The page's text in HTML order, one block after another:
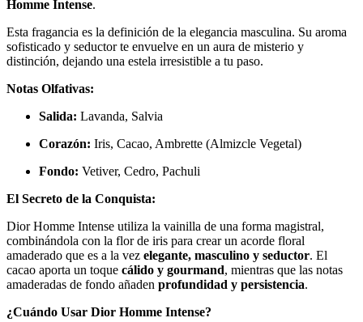
Homme Intense.
Esta fragancia es la definición de la elegancia masculina. Su aroma
sofisticado y seductor te envuelve en un aura de misterio y
distinción, dejando una estela irresistible a tu paso.
Notas Olfativas:
Salida: Lavanda, Salvia
Corazón: Iris, Cacao, Ambrette (Almizcle Vegetal)
Fondo: Vetiver, Cedro, Pachuli
El Secreto de la Conquista:
Dior Homme Intense utiliza la vainilla de una forma magistral,
combinándola con la flor de iris para crear un acorde floral
amaderado que es a la vez elegante, masculino y seductor. El
cacao aporta un toque cálido y gourmand, mientras que las notas
amaderadas de fondo añaden profundidad y persistencia.
¿Cuándo Usar Dior Homme Intense?